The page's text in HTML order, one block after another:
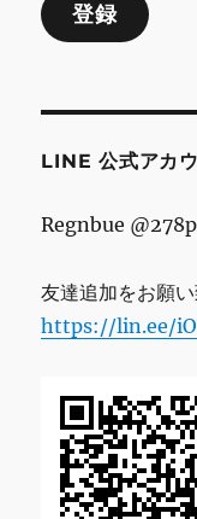
ア
ス
登録
LINE 公式アカ
Regnbue
友達追加をお願い
https://lin.ee/